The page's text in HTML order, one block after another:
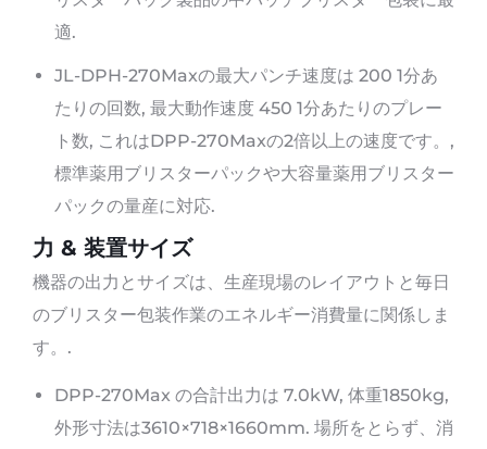
適.
JL-DPH-270Maxの最大パンチ速度は 200 1分あ
たりの回数, 最大動作速度 450 1分あたりのプレー
ト数, これはDPP-270Maxの2倍以上の速度です。,
標準薬用ブリスターパックや大容量薬用ブリスター
パックの量産に対応.
力 & 装置サイズ
機器の出力とサイズは、生産現場のレイアウトと毎日
のブリスター包装作業のエネルギー消費量に関係しま
す。.
DPP-270Max の合計出力は 7.0kW, 体重1850kg,
外形寸法は3610×718×1660mm. 場所をとらず、消